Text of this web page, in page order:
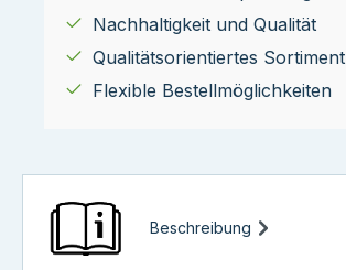
Nachhaltigkeit und Qualität
Qualitätsorientiertes Sortiment
Flexible Bestellmöglichkeiten
Beschreibung